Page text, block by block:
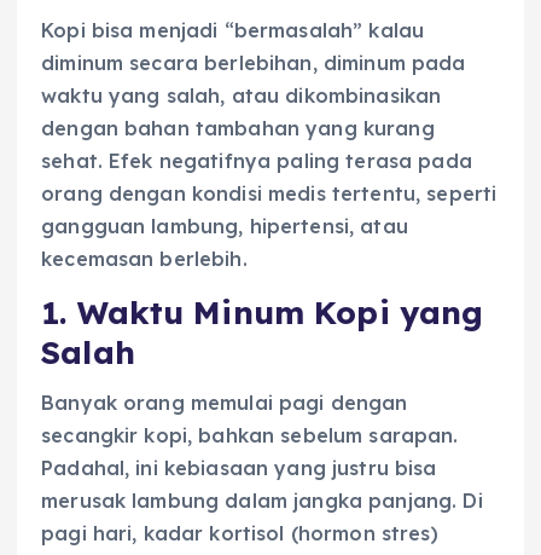
Kopi bisa menjadi “bermasalah” kalau
diminum secara berlebihan, diminum pada
waktu yang salah, atau dikombinasikan
dengan bahan tambahan yang kurang
sehat. Efek negatifnya paling terasa pada
orang dengan kondisi medis tertentu, seperti
gangguan lambung, hipertensi, atau
kecemasan berlebih.
1. Waktu Minum Kopi yang
Salah
Banyak orang memulai pagi dengan
secangkir kopi, bahkan sebelum sarapan.
Padahal, ini kebiasaan yang justru bisa
merusak lambung dalam jangka panjang. Di
pagi hari, kadar kortisol (hormon stres)